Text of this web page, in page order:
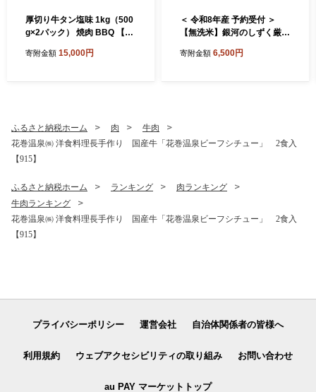
厚切り牛タン塩味 1kg（500
g×2パック） 焼肉 BBQ 【76
寄附金額 15,000円
＜ 令和8年産 予約受付 ＞
【無洗米】銀河のしずく厳選
肥料）2kg 【2083】
寄附金額 6,500円
ふるさと納税ホーム 肉
牛肉
花巻温泉㈱ 洋食料理長手作り 国産牛「花巻温泉ビーフシチュー」 2食入
【915】
ふるさと納税ホーム ランキング
肉ランキング
牛肉ランキング
花巻温泉㈱ 洋食料理長手作り 国産牛「花巻温泉ビーフシチュー」 2食入
【915】
プライバシーポリシー 運営会社 自治体関係者の皆様へ
利用規約 ウェブアクセシビリティの取り組み お問い合わせ
au PAY マーケットトップ